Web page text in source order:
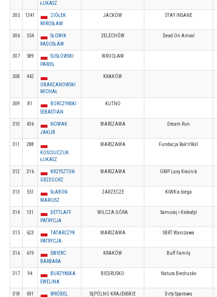
ŁUKASZ
305 1341
ZIÓŁEK
MIROSŁAW
JACKÓW STAY INSANE
306 554
SŁOWIK
RADOSŁAW
ŻELECHÓW Dead On Arrival
307 589
SUSŁOWSKI
PAWEŁ
WROCŁAW
308
442
OBARZANOWSKI
MICHAŁ
KRAKÓW
309 81
BORCZYŃSKI
SEBASTIAN
KUTNO
310 436
NOWAK
JAKUB
WARSZAWA Dream Run
311
288
KOŚCIUCZUK
ŁUKASZ
WARSZAWA Fundacja Rak'n'Roll
312 316
KRZYSZTOŃ
GRZEGORZ
WARSZAWA GMP Lasy Kraśnik
313 551
SŁABOŃ
MARIUSZ
ZARZECZE KIWK-a biega
314 131
DETTLAFF
PATRYCJA
WILCZA GÓRA Samuraj i Krokodyl
315 623
TATARCZYK
PATRYCJA
WARSZAWA SBRT Warszawa
316 619
ŚWIERC
BARBARA
KRAKÓW Buff Family
317 94
BURZYŃSKA
EWELINA
BIEDRUSKO Natura Biedrusko
318 691
WRÓBEL
SĘPÓLNO KRAJEŃSKIE Dirty Sparrows